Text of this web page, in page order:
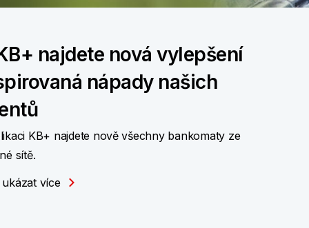
najdete nová vylepšení
nápady našich
KB+ najdete nově všechny bankomaty ze
sítě.
ukázat více